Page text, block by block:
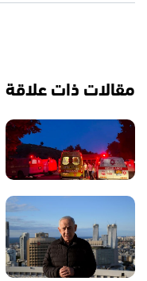
مقالات ذات علاقة